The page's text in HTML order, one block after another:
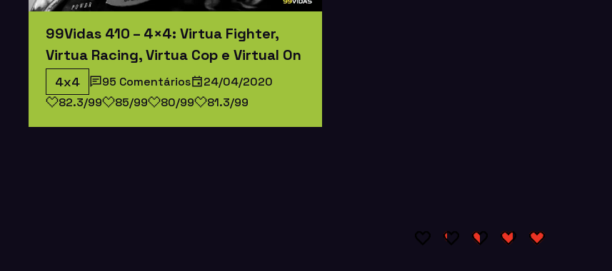
99Vidas 410 – 4×4: Virtua Fighter,
Virtua Racing, Virtua Cop e Virtual On
4x4 95 Comentários
24/04/2020
82.3/99
85/99 80/99 81.3/99